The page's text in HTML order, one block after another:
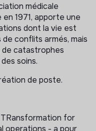
médicale
1971, apporte une
dont la vie est
conflits armés, mais
de catastrophes
soins.
de poste.
for
operations - a pour